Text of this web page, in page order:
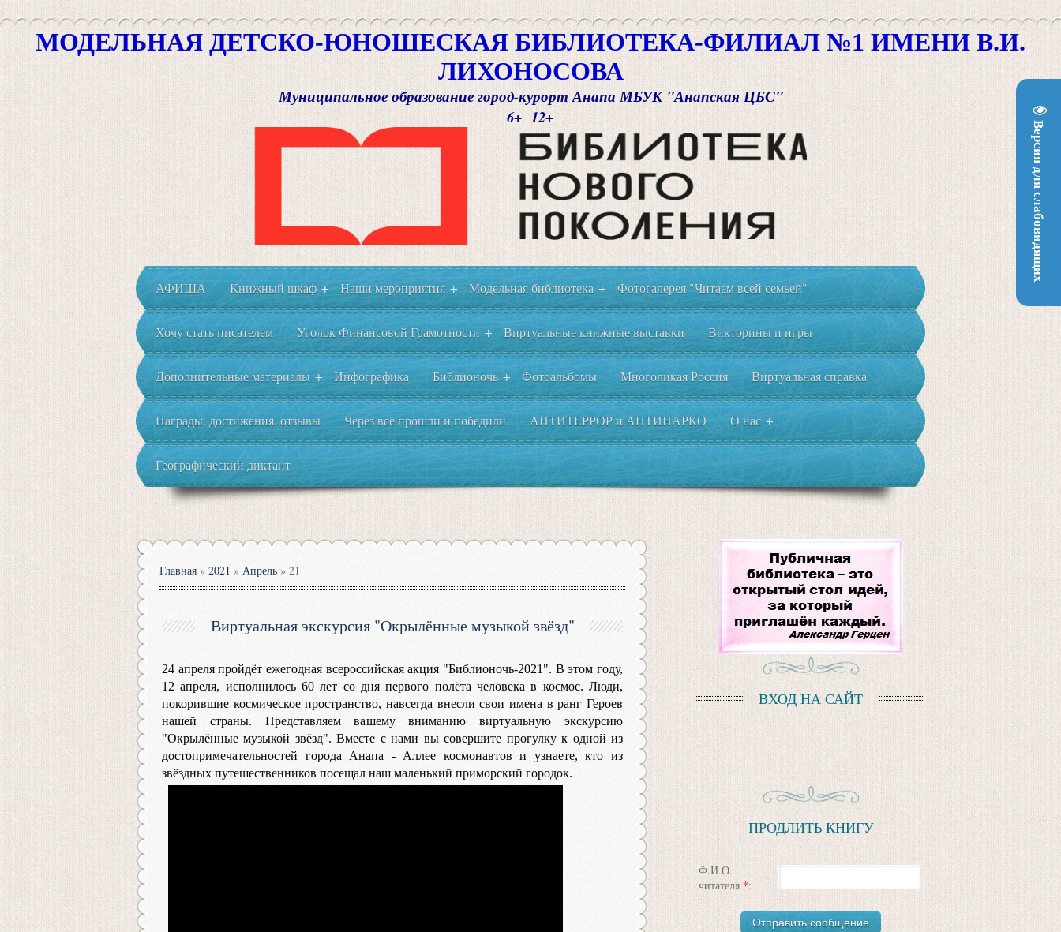
Версия для слабовидящих
МОДЕЛЬНАЯ ДЕТСКО-ЮНОШЕСКАЯ БИБЛИОТЕКА-ФИЛИАЛ №1 ИМЕНИ В.И.
ЛИХОНОСОВА
Муниципальное образование город-курорт Анапа МБУК "Анапская ЦБС"
6+ 12+
АФИША Книжный шкаф + Наши мероприятия + Модельная библиотека + Фотогалерея "Читаем всей семьей"
Хочу стать писателем Уголок Финансовой Грамотности + Виртуальные книжные выставки Викторины и игры
Дополнительные материалы + Инфографика Библионочь + Фотоальбомы Многоликая Россия Виртуальная справка
Награды, достижения, отзывы Через все прошли и победили АНТИТЕРРОР и АНТИНАРКО О нас +
Географический диктант
Главная » 2021 » Апрель » 21
Виртуальная экскурсия "Окрылённые музыкой звёзд"
24 апреля пройдёт ежегодная всероссийская акция "Библионочь-2021". В этом году,
12 апреля, исполнилось 60 лет со дня первого полёта человека в космос. Люди,
покорившие космическое пространство, навсегда внесли свои имена в ранг Героев
нашей страны. Представляем вашему вниманию виртуальную экскурсию
"Окрылённые музыкой звёзд". Вместе с нами вы совершите прогулку к одной из
достопримечательностей города Анапа - Аллее космонавтов и узнаете, кто из
звёздных путешественников посещал наш маленький приморский городок.
ВХОД НА САЙТ
ПРОДЛИТЬ КНИГУ
Ф.И.О.
читателя *: